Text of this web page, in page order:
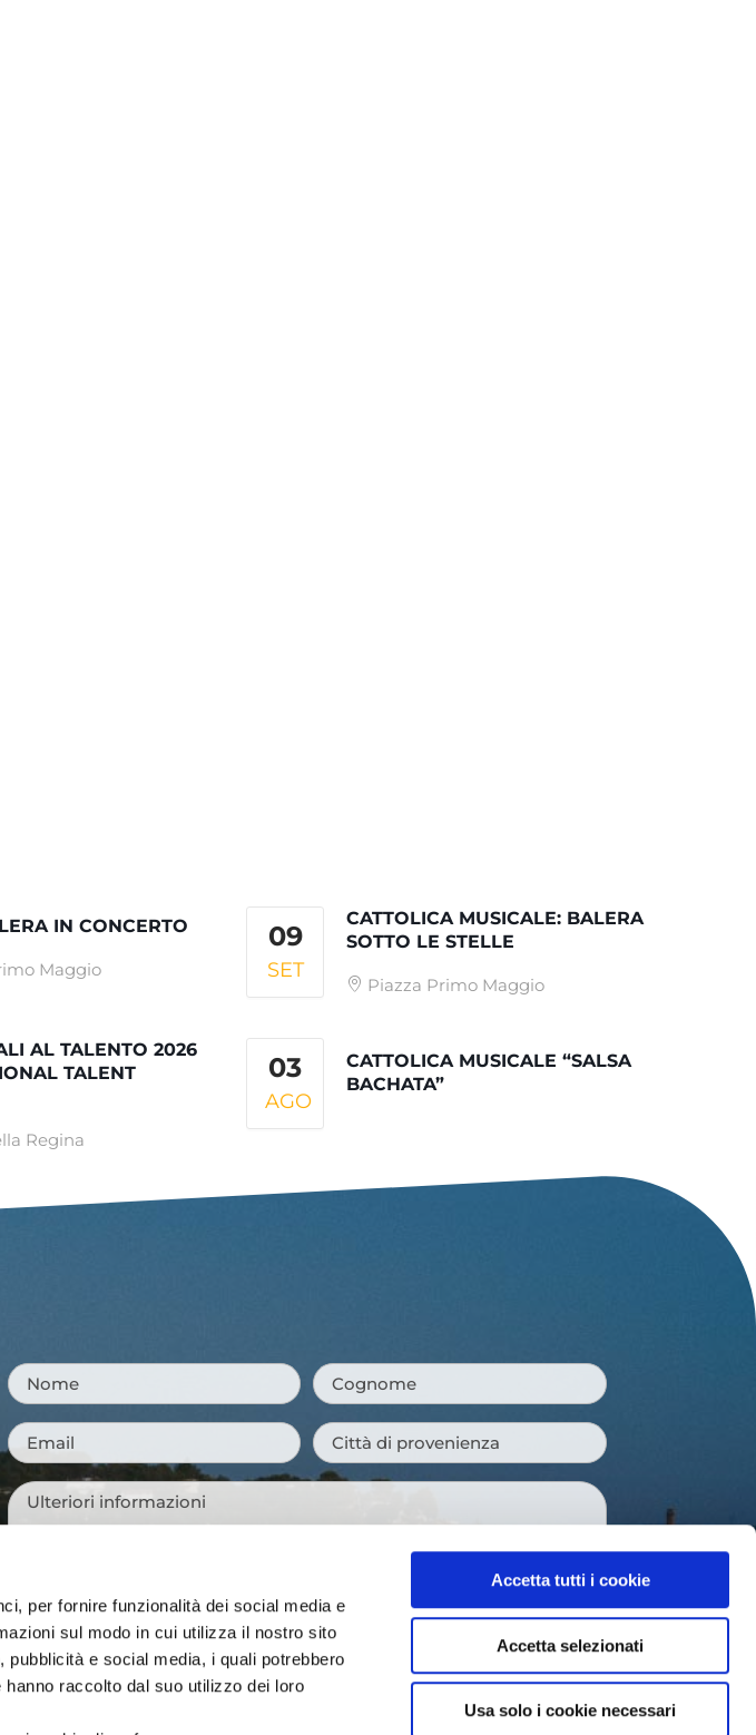
per fornire funzionalità dei social media e
sul modo in cui utilizza il nostro sito
e social media, i quali potrebbero
raccolto dal suo utilizzo dei loro
Accetta tutti i cookie
Accetta selezionati
Usa solo i cookie necessari
IN CONCERTO
Maggio
09
SET
CATTOLICA MUSICALE: BALERA
SOTTO LE STELLE
Piazza Primo Maggio
AL TALENTO 2026
TALENT
Regina
03
AGO
CATTOLICA MUSICALE “SALSA
BACHATA”
Nome* Cognome *
Email*
Città
di
Messaggio*
Tutti i campi sono obbligatori.
ConsensoSi, voglio iscrivermi alla newsletter e ricevere le novità della
città, idee per i weekend, eventi imperdibili e suggerimenti per